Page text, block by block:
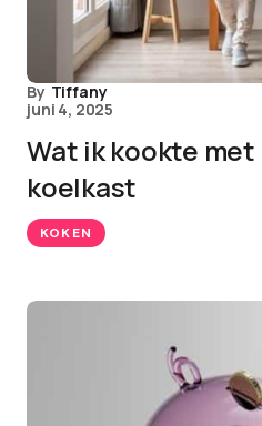
By Tiffany
juni 4, 2025
Wat ik kookte
koelkast
KOKEN